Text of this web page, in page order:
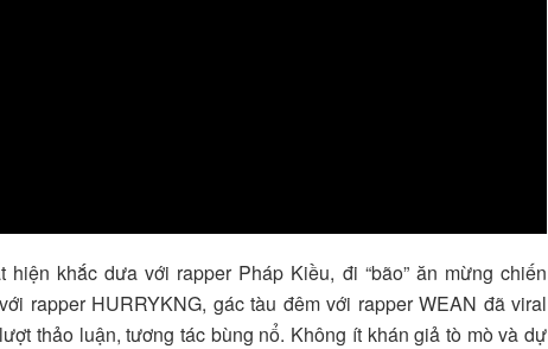
khắc dưa với rapper Pháp Kiều, đi “bão” ăn mừng chiến
rapper HURRYKNG, gác tàu đêm với rapper WEAN đã viral
thảo luận, tương tác bùng nổ. Không ít khán giả tò mò và dự